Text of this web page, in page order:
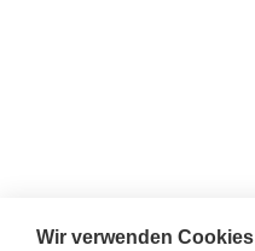
Wir verwenden Cookies